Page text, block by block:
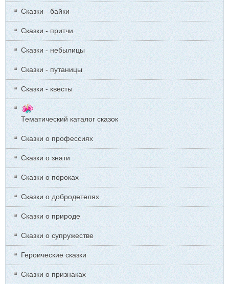
Сказки - байки
Сказки - притчи
Сказки - небылицы
Сказки - путаницы
Сказки - квесты
Тематический каталог сказок
Сказки о профессиях
Сказки о знати
Сказки о пороках
Сказки о добродетелях
Сказки о природе
Сказки о супружестве
Героические сказки
Сказки о признаках